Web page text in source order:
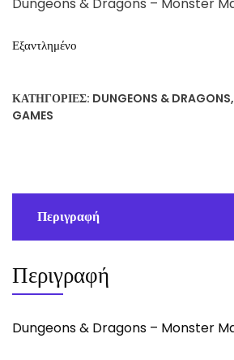
Εξαντλημένο
ΚΑΤΗΓΟΡΊΕΣ: DUNGEONS & DRAGONS,
GAMES
Περιγραφή
Περιγραφή
Dungeons & Dragons – Monster